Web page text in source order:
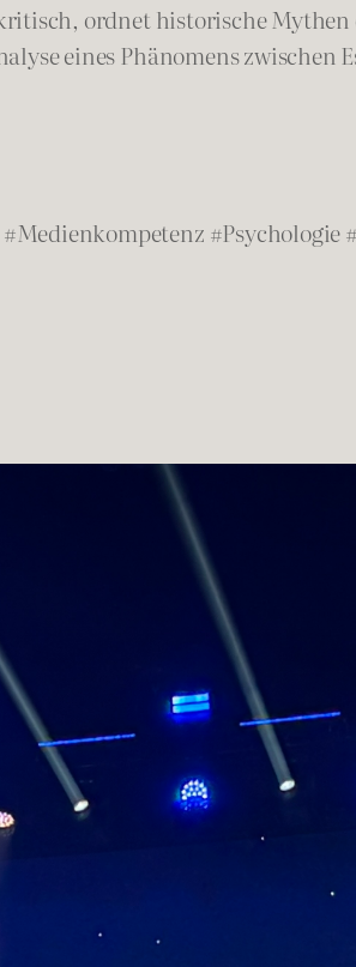
ordnet historische Mythen
eines Phänomens zwischen
#Psychologie